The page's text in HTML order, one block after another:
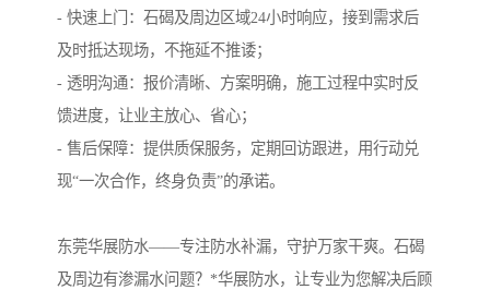
- 快速上门：石碣及周边区域24小时响应，接到需求后
及时抵达现场，不拖延不推诿；
- 透明沟通：报价清晰、方案明确，施工过程中实时反
馈进度，让业主放心、省心；
- 售后保障：提供质保服务，定期回访跟进，用行动兑
现“一次合作，终身负责”的承诺。
东莞华展防水——专注防水补漏，守护万家干爽。石碣
及周边有渗漏水问题？*华展防水，让专业为您解决后顾